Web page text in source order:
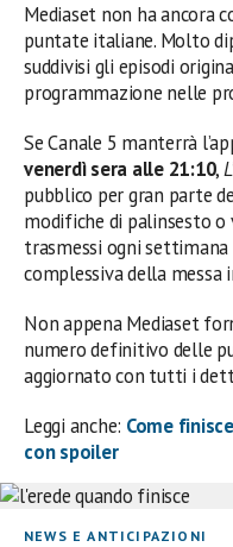
Mediaset non ha ancora
puntate italiane. Molto
suddivisi gli episodi
programmazione nelle
Se Canale 5 manterrà
venerdì sera alle 21:10,
pubblico per gran parte
modifiche di palinsesto o
trasmessi ogni
complessiva della messa
Non appena Mediaset
numero definitivo delle
aggiornato con tutti i
Leggi anche: Come
con spoiler
NEWS E ANTICIPAZIONI